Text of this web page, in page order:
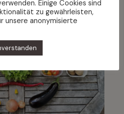
Einige Cookies sind
zu gewährleisten,
unsere anonymisierte